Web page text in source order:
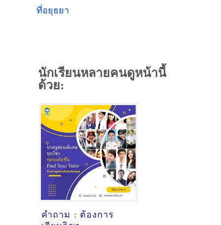
ที่อยุธยา
นักเรียนหลายคนดูหน้านี้
ด้วย:
คำถาม : ต้องการ